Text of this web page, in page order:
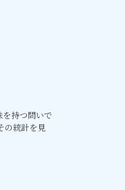
を持つ問いで
の統計を見